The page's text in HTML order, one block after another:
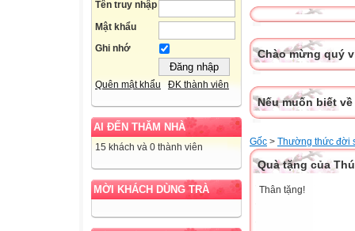
Tên truy nhập
Mật khẩu
Ghi nhớ
Quên mật khẩu ĐK thành viên
AI ĐẾN THĂM NHÀ
15 khách và 0 thành viên
MỜI KHÁCH DÙNG TRÀ
Chào mừng quý
Nếu muốn biết
Gốc > Thường thức đời
Quà tặng của
Thân tặng!